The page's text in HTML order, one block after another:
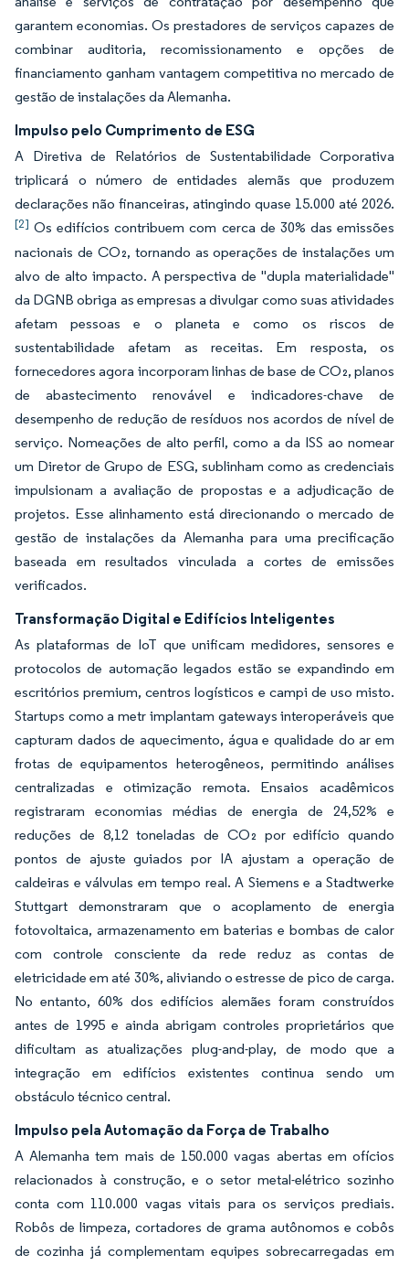
garantem economias. Os prestadores de serviços capazes de
combinar auditoria, recomissionamento e opções de
financiamento ganham vantagem competitiva no mercado de
gestão de instalações da Alemanha.
Impulso pelo Cumprimento de ESG
A Diretiva de Relatórios de Sustentabilidade Corporativa
triplicará o número de entidades alemãs que produzem
declarações não financeiras, atingindo quase 15.000 até 2026.
[2] Os edifícios contribuem com cerca de 30% das emissões
nacionais de CO₂, tornando as operações de instalações um
alvo de alto impacto. A perspectiva de "dupla materialidade"
da DGNB obriga as empresas a divulgar como suas atividades
afetam pessoas e o planeta e como os riscos de
sustentabilidade afetam as receitas. Em resposta, os
fornecedores agora incorporam linhas de base de CO₂, planos
de abastecimento renovável e indicadores-chave de
desempenho de redução de resíduos nos acordos de nível de
serviço. Nomeações de alto perfil, como a da ISS ao nomear
um Diretor de Grupo de ESG, sublinham como as credenciais
impulsionam a avaliação de propostas e a adjudicação de
projetos. Esse alinhamento está direcionando o mercado de
gestão de instalações da Alemanha para uma precificação
baseada em resultados vinculada a cortes de emissões
verificados.
Transformação Digital e Edifícios Inteligentes
As plataformas de IoT que unificam medidores, sensores e
protocolos de automação legados estão se expandindo em
escritórios premium, centros logísticos e campi de uso misto.
Startups como a metr implantam gateways interoperáveis que
capturam dados de aquecimento, água e qualidade do ar em
frotas de equipamentos heterogêneos, permitindo análises
centralizadas e otimização remota. Ensaios acadêmicos
registraram economias médias de energia de 24,52% e
reduções de 8,12 toneladas de CO₂ por edifício quando
pontos de ajuste guiados por IA ajustam a operação de
caldeiras e válvulas em tempo real. A Siemens e a Stadtwerke
Stuttgart demonstraram que o acoplamento de energia
fotovoltaica, armazenamento em baterias e bombas de calor
com controle consciente da rede reduz as contas de
eletricidade em até 30%, aliviando o estresse de pico de carga.
No entanto, 60% dos edifícios alemães foram construídos
antes de 1995 e ainda abrigam controles proprietários que
dificultam as atualizações plug-and-play, de modo que a
integração em edifícios existentes continua sendo um
obstáculo técnico central.
Impulso pela Automação da Força de Trabalho
A Alemanha tem mais de 150.000 vagas abertas em ofícios
relacionados à construção, e o setor metal-elétrico sozinho
conta com 110.000 vagas vitais para os serviços prediais.
Robôs de limpeza, cortadores de grama autônomos e cobôs
de cozinha já complementam equipes sobrecarregadas em